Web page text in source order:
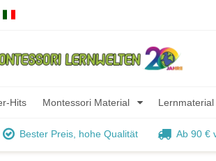
Hits Montessori Material Lernmaterial
Bester Preis, hohe Qualität Ab 90 €